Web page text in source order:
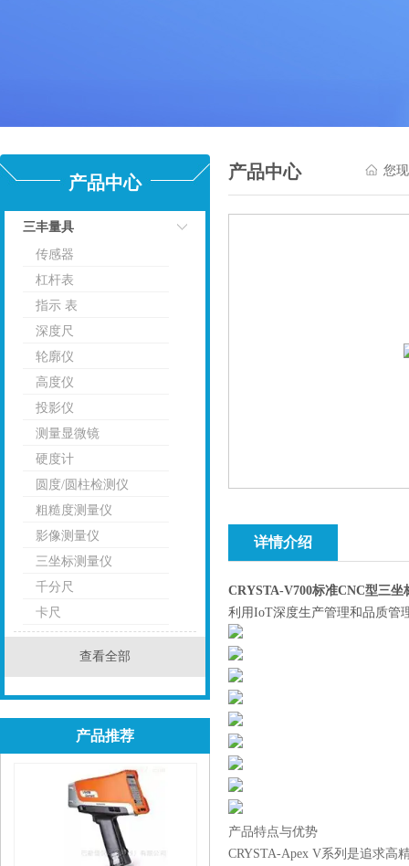
产品中心
三丰量具
传感器
杠杆表
指示 表
深度尺
轮廓仪
高度仪
投影仪
测量显微镜
硬度计
圆度/圆柱检测仪
粗糙度测量仪
影像测量仪
三坐标测量仪
千分尺
卡尺
查看全部
产品推荐
产品中心 您
详情介绍
CRYSTA-V700标准CNC型三坐
利用IoT深度生产管理和品质管
产品特点与优势
CRYSTA-Apex V系列是追求高